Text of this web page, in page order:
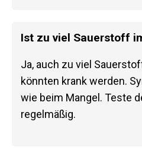
Ist zu viel Sauerstoff
Ja, auch zu viel
könnten krank werden.
wie beim Mangel. Teste
regelmäßig.